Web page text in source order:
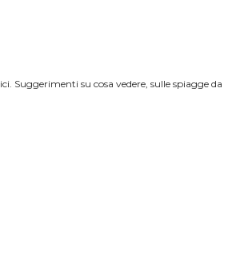
Suggerimenti su cosa vedere, sulle spiagge da